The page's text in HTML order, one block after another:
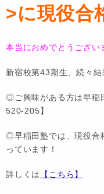
>に現役合
本当におめでとうござい
新宿校第43期生、続々結
◎ご興味がある方は早稲
520-205】
◎早稲田塾では、現役合
っています！
詳しくは 【こちら】